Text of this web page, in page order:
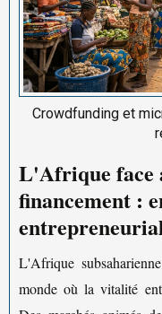
Crowdfunding et
L'Afrique face
financement :
L'Afrique
monde où la vitalité